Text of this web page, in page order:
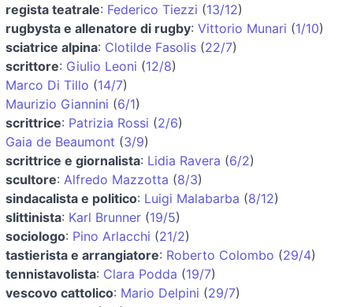
regista teatrale: Federico Tiezzi (13/12)
rugbysta e allenatore di rugby: Vittorio Munari (1/10)
sciatrice alpina: Clotilde Fasolis (22/7)
scrittore: Giulio Leoni (12/8)
Marco Di Tillo (14/7)
Maurizio Giannini (6/1)
scrittrice: Patrizia Rossi (2/6)
Gaia de Beaumont (3/9)
scrittrice e giornalista: Lidia Ravera (6/2)
scultore: Alfredo Mazzotta (8/3)
sindacalista e politico: Luigi Malabarba (8/12)
slittinista: Karl Brunner (19/5)
sociologo: Pino Arlacchi (21/2)
tastierista e arrangiatore: Roberto Colombo (29/4)
tennistavolista: Clara Podda (19/7)
vescovo cattolico: Mario Delpini (29/7)